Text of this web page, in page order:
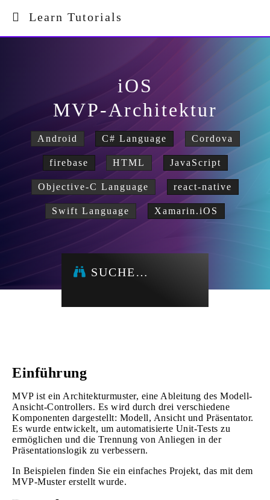
Learn Tutorials
iOS
MVP-Architektur
Android C# Language Cordova
firebase HTML JavaScript
Objective-C Language react-native
Swift Language Xamarin.iOS
SUCHE…
Einführung
MVP ist ein Architekturmuster, eine Ableitung des Modell-
Ansicht-Controllers. Es wird durch drei verschiedene
Komponenten dargestellt: Modell, Ansicht und Präsentator.
Es wurde entwickelt, um automatisierte Unit-Tests zu
ermöglichen und die Trennung von Anliegen in der
Präsentationslogik zu verbessern.
In Beispielen finden Sie ein einfaches Projekt, das mit dem
MVP-Muster erstellt wurde.